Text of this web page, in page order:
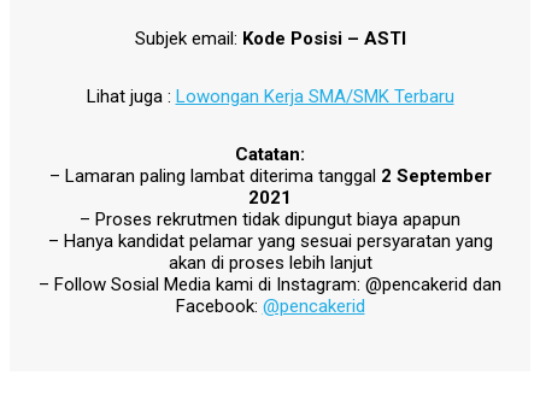
Subjek email: Kode Posisi – ASTI
Lihat juga : Lowongan Kerja SMA/SMK Terbaru
Catatan:
– Lamaran paling lambat diterima tanggal 2 September
2021
– Proses rekrutmen tidak dipungut biaya apapun
– Hanya kandidat pelamar yang sesuai persyaratan yang
akan di proses lebih lanjut
– Follow Sosial Media kami di Instagram: @pencakerid dan
Facebook: @pencakerid